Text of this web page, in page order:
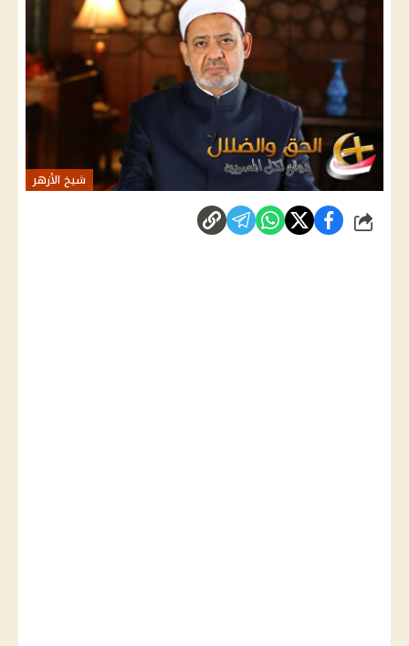
شيخ الأزهر
شارك